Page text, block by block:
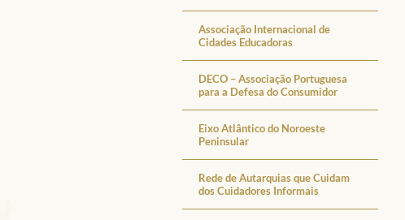
Associação Internacional de
Cidades Educadoras
DECO – Associação Portuguesa
para a Defesa do Consumidor
Eixo Atlântico do Noroeste
Peninsular
Rede de Autarquias que Cuidam
dos Cuidadores Informais